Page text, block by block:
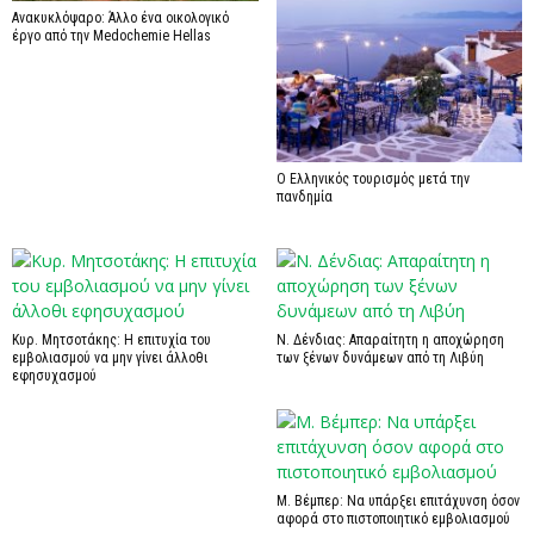
Ανακυκλόψαρο: Άλλο ένα οικολογικό
έργο από την Medochemie Hellas
Ο Ελληνικός τουρισμός μετά την
πανδημία
Κυρ. Μητσοτάκης: Η επιτυχία του
εμβολιασμού να μην γίνει άλλοθι
εφησυχασμού
Ν. Δένδιας: Απαραίτητη η αποχώρηση
των ξένων δυνάμεων από τη Λιβύη
Μ. Βέμπερ: Να υπάρξει επιτάχυνση όσον
αφορά στο πιστοποιητικό εμβολιασμού